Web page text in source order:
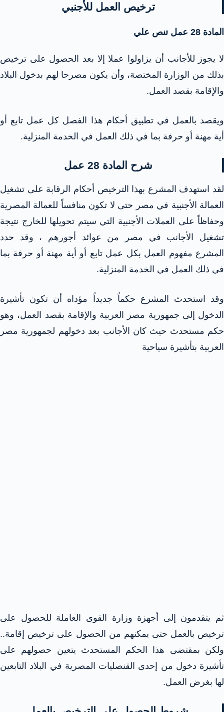
ترخيص العمل للأجنبي
المادة 28 عمل تنص علي
لا يجوز للأجانب أن يزاولوا عملا إلا بعد الحصول على ترخيص
بذلك من الوزارة المختصة، وأن يكون مصرحا لهم بدخول البلاد
والإقامة بقصد العمل.
ويقصد بالعمل في تطبيق أحكام هذا الفصل كل عمل تابع أو
أية مهنة أو حرفة بما في ذلك العمل في الخدمة المنزلية.
شرح المادة 28 عمل
لقد استهدف المشرع بهذا الترخيص أحكام الرقابة على تشغيل
العمالة الأجنبية في مصر حتى لا تكون منافساً للعمالة المصرية
وحفاظاً على العملات الأجنبية التي سيتم تحويلها للخارج نتيجة
تشغيل الأجانب في مصر من عوائد أجورهم ، وقد حدد
المشرع مفهوم العمل بكل عمل تابع أو أية مهنة أو حرفة بما
في ذلك العمل في الخدمة المنزلية.
وقد استحدث المشرع حكماً جديداً مؤداه أن تكون تأشيرة
الدخول إلى جمهورية مصر العربية والإقامة بقصد العمل، وهو
حكم مستحدث حيث كان الأجانب بعد دخولهم لجمهورية مصر
العربية بتأشيرة سياحية
ثم يتقدمون إلى أجهزة وزارة القوى العاملة للحصول على
ترخيص بالعمل حتى يمكنهم من الحصول على ترخيص إقامة..
ولكن بمقتضى هذا الحكم المستحدث يتعين حصولهم على
تأشيرة دخول من إحدى القنصليات المصرية في البلاد التابعين
لها بغرض العمل.